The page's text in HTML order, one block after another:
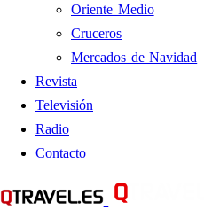
Oriente Medio
Cruceros
Mercados de Navidad
Revista
Televisión
Radio
Contacto